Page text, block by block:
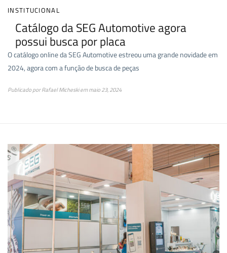
INSTITUCIONAL
Catálogo da SEG Automotive agora
possui busca por placa
O catálogo online da SEG Automotive estreou uma grande novidade em
2024, agora com a função de busca de peças
Publicado porRafael Micheskiemmaio 23, 2024